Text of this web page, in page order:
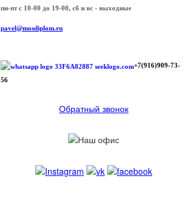
пн-пт с 10-00 до 19-00, сб и вс - выходные
pavel@mosdiplom.ru
+7(916)909-73-
56
Обратный звонок